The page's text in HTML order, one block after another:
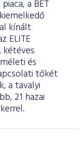
a BÉT
kínált
ELITE
kétéves
és
tőkét
a tavalyi
21 hazai